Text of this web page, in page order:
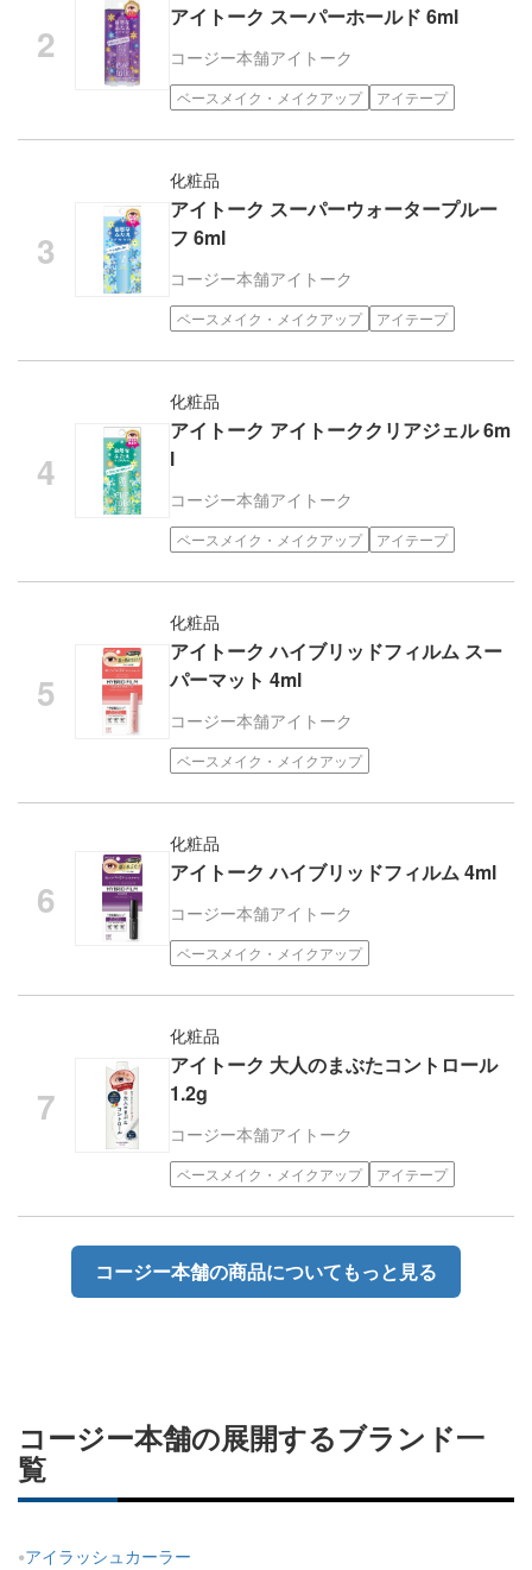
アイトーク スーパーホールド 6ml
コージー本舗アイトーク
ベースメイク・メイクアップ アイテープ
化粧品
アイトーク スーパーウォータープルー
フ 6ml
コージー本舗アイトーク
ベースメイク・メイクアップ アイテープ
化粧品
アイトーク アイトーククリアジェル 6m
l
コージー本舗アイトーク
ベースメイク・メイクアップ アイテープ
化粧品
アイトーク ハイブリッドフィルム スー
パーマット 4ml
コージー本舗アイトーク
ベースメイク・メイクアップ
化粧品
アイトーク ハイブリッドフィルム 4ml
コージー本舗アイトーク
ベースメイク・メイクアップ
化粧品
アイトーク 大人のまぶたコントロール
1.2g
コージー本舗アイトーク
ベースメイク・メイクアップ アイテープ
コージー本舗の商品についてもっと見る
コージー本舗の展開するブランド一
覧
アイラッシュカーラー